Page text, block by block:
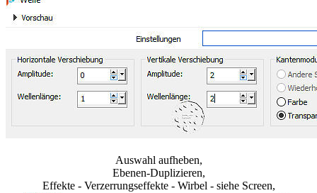
Auswahl aufheben,
Ebenen-Duplizieren,
Effekte - Verzerrungseffekte - Wirbel - siehe Screen,